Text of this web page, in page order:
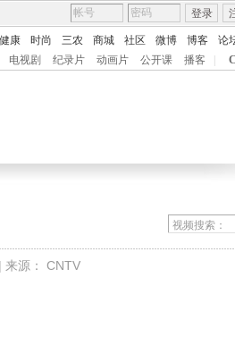
登录
健康 时尚 三农 商城 社区 微博 博客 论
电视剧 纪录片 动画片 公开课 播客
| 来源： CNTV